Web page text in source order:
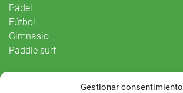
Gestionar consentimiento
Pádel
Fútbol
Gimnasio
Paddle surf